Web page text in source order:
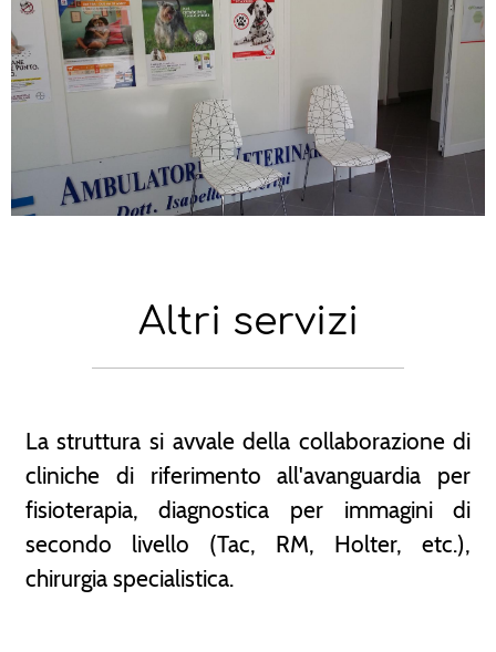
Altri servizi
La struttura si avvale della collaborazione di
cliniche di riferimento all'avanguardia per
fisioterapia, diagnostica per immagini di
secondo livello (Tac, RM, Holter, etc.),
chirurgia specialistica.